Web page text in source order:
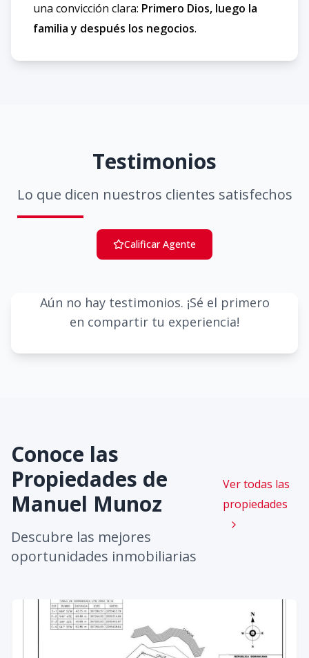
una convicción clara: Primero Dios, luego la
familia y después los negocios.
Testimonios
Lo que dicen nuestros clientes satisfechos
Calificar Agente
Aún no hay testimonios. ¡Sé el primero
en compartir tu experiencia!
Conoce las
Propiedades de
Manuel Munoz
Descubre las mejores
oportunidades inmobiliarias
Ver todas las
propiedades